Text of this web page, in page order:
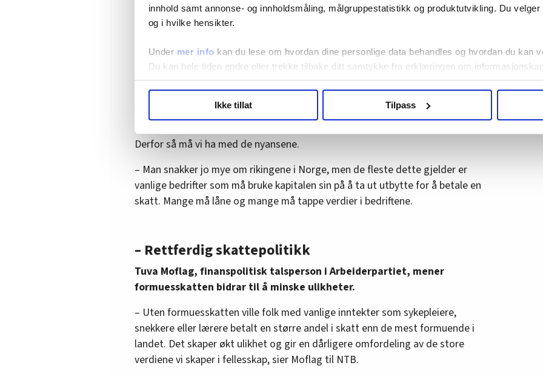
innhold samt annonse- og innholdsmåling, målgruppestatistikk og produktutvikling. Du
og i hvilke hensikter.
Under mer info kan du lese om hvordan dine personlige data behandles og hvordan du kan
Du kan hele tiden endre eller trekke tilbake ditt samtykke fra erklæringen om
LO Medias publikasjoner frifagbevegelse.no, hk-nytt.no og fontene.no bruker
hvordan våre nettsider blir brukt slik at vi tilby relevant innhold, tilpassede annonser og
annonsering. Disse er angitt i oversikten lengre ned på denne siden.
Ikke tillat Tilpass
– Fordi våre medlemmer er veldig opptatt av dette. Nesten 4000 av våre
medlemmer har nå underskrevet et opprop på at dette må bli endret.
– Spørsmålene i denne undersøkelsen kommer jo med noen premisser om at «så
lenge de ikke tar ut utbytte» og «når de går med underskudd». Hvorfor har dere
ikke bare spurt folk om de er for eller mot formuesskatt?
– Denne debatten har manglet litt i nyanser. For det har vært sånn at er du for
fordeling, så er du for formuesskatt. Er du for verdiskapning, så er du mot.
Derfor så må vi ha med de nyansene.
– Man snakker jo mye om rikingene i Norge, men de fleste dette gjelder er
vanlige bedrifter som må bruke kapitalen sin på å ta ut utbytte for å betale en
skatt. Mange må låne og mange må tappe verdier i bedriftene.
– Rettferdig skattepolitikk
Tuva Moflag, finanspolitisk talsperson i Arbeiderpartiet, mener
formuesskatten bidrar til å minske ulikheter.
– Uten formuesskatten ville folk med vanlige inntekter som sykepleiere,
snekkere eller lærere betalt en større andel i skatt enn de mest formuende i
landet. Det skaper økt ulikhet og gir en dårligere omfordeling av de store
verdiene vi skaper i fellesskap, sier Moflag til NTB.